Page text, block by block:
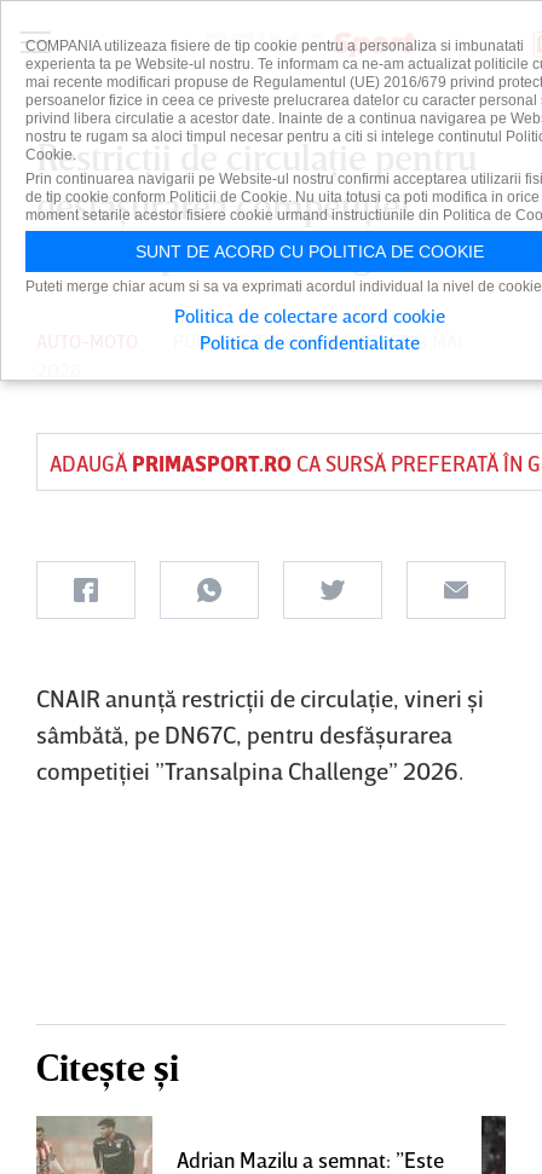
Restricţii de circulaţie pentru
desfăşurarea competiţiei
”Transalpina Challenge” 2026
PUBLICAT DE DAIAN CUTUPE 8 MAI
ADAUGĂ PRIMASPORT.ROCA SURSĂ PREFERATĂ ÎN
CNAIR anunţă restricţii de circulaţie, vineri şi
sâmbătă, pe DN67C, pentru desfăşurarea
competiţiei ”Transalpina Challenge” 2026.
Citește și
Adrian Mazilu a semnat: ”Este
COMPANIA utilizeaza fisiere de tip cookie pentru a personaliza si imbunatati
experienta ta pe Website-ul nostru. Te informam ca ne-am actualizat politicile
mai recente modificari propuse de Regulamentul (UE) 2016/679 privind
persoanelor fizice in ceea ce priveste prelucrarea datelor cu caracter personal
privind libera circulatie a acestor date. Inainte de a continua navigarea pe
nostru te rugam sa aloci timpul necesar pentru a citi si intelege continutul
Cookie.
Prin continuarea navigarii pe Website-ul nostru confirmi acceptarea utilizarii
de tip cookie conform Politicii de Cookie. Nu uita totusi ca poti modifica in orice
moment setarile acestor fisiere cookie urmand instructiunile din Politica de
SUNT DE ACORD CU POLITICA DE COOKIE
Puteti merge chiar acum si sa va exprimati acordul individual la nivel de
Politica de colectare acord cookie
Politica de confidentialitate